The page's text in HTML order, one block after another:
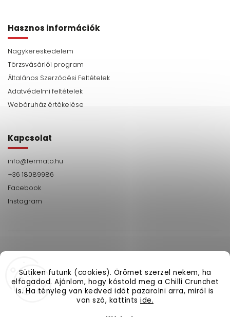
Sütiken futunk (cookies). Örömet szerzel nekem, ha
elfogadod. Ajánlom, hogy kóstold meg a Chilli Crunchet
is. Ha tényleg van kedved időt pazarolni arra, miről is
van szó, kattints ide.
Hasznos információk
Nagykereskedelem
Törzsvásárlói program
Általános Szerződési Feltételek
Adatvédelmi feltételek
Webáruház értékelése
Kapcsolat
info@fermato.hu
+36 18089986
Facebook
Instagram
+36
18089986
FacebookInstagram